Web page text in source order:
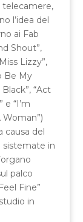
telecamere,
l’idea del
ai Fab
Shout”,
Lizzy”,
Be My
Black”, “Act
e “I’m
Woman”)
del
sistemate in
palco
Fine”
in